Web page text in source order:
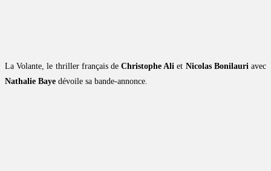
La Volante, le thriller français deChristophe Ali et Nicolas Bonilauriavec
Nathalie Baye dévoile sa bande-annonce.